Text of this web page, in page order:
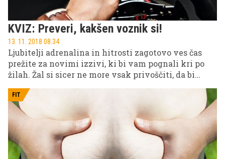
KVIZ: Preveri, kakšen voznik si!
13. 11. 2018 08.34
Ljubitelji adrenalina in hitrosti zagotovo ves čas
prežite za novimi izzivi, ki bi vam pognali kri po
žilah. Žal si sicer ne more vsak privoščiti, da bi
ne morete doživeti nepozabne dirkaške izkušnje.
Preizkusite najmodernejši dirkaški simulator in
sodelujete v prvi vseslovenski digitalni dirki.
FIT